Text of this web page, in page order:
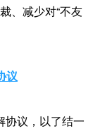
、减少对“不友
议
协议，以了结一